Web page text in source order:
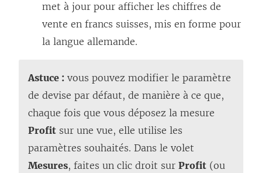
met à jour pour afficher les chiffres de
vente en francs suisses, mis en forme pour
la langue allemande.
Astuce : vous pouvez modifier le paramètre
de devise par défaut, de manière à ce que,
chaque fois que vous déposez la mesure
Profit sur une vue, elle utilise les
paramètres souhaités. Dans le volet
Mesures, faites un clic droit sur Profit (ou